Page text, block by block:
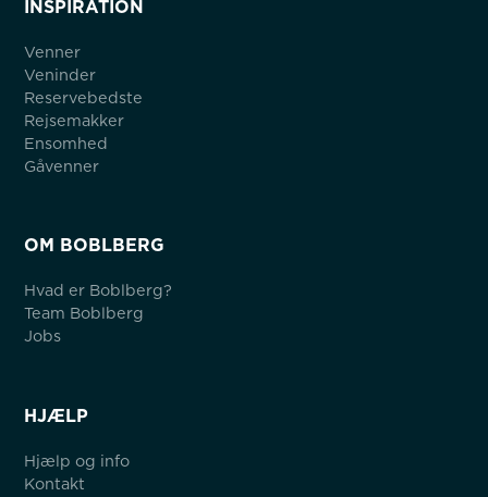
INSPIRATION
Venner
Veninder
Reservebedste
Rejsemakker
Ensomhed
Gåvenner
OM BOBLBERG
Hvad er Boblberg?
Team Boblberg
Jobs
HJÆLP
Hjælp og info
Kontakt